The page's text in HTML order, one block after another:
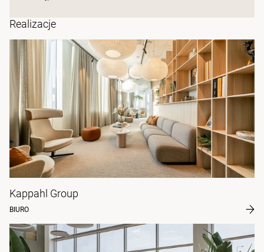
Realizacje
Kappahl Group
BIURO